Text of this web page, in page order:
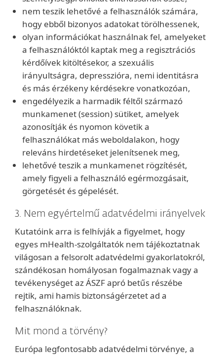
nem teszik lehetővé a felhasználók számára,
hogy ebből bizonyos adatokat törölhessenek,
olyan információkat használnak fel, amelyeket
a felhasználóktól kaptak meg a regisztrációs
kérdőívek kitöltésekor, a szexuális
irányultságra, depresszióra, nemi identitásra
és más érzékeny kérdésekre vonatkozóan,
engedélyezik a harmadik féltől származó
munkamenet (session) sütiket, amelyek
azonosítják és nyomon követik a
felhasználókat más weboldalakon, hogy
releváns hirdetéseket jelenítsenek meg,
lehetővé teszik a munkamenet rögzítését,
amely figyeli a felhasználó egérmozgásait,
görgetését és gépelését.
3. Nem egyértelmű adatvédelmi irányelvek
Kutatóink arra is felhívják a figyelmet, hogy
egyes mHealth-szolgáltatók nem tájékoztatnak
világosan a felsorolt adatvédelmi gyakorlatokról,
szándékosan homályosan fogalmaznak vagy a
tevékenységet az ÁSZF apró betűs részébe
rejtik, ami hamis biztonságérzetet ad a
felhasználóknak.
Mit mond a törvény?
Európa legfontosabb adatvédelmi törvénye, a